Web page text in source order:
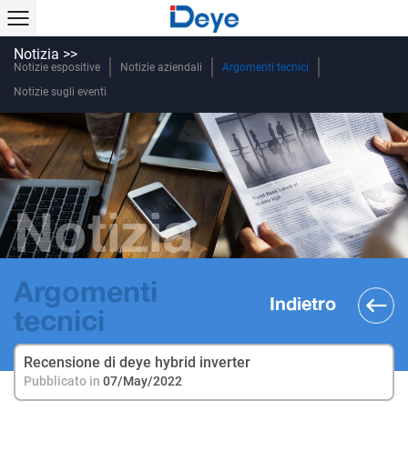
Notizia >>
Notizie espositive Notizie aziendali
Argomenti tecnici
Notizie sugli eventi
Notizia
Argomenti
tecnici
Indietro
Recensione di deye hybrid inverter
Pubblicato in 07/May/2022